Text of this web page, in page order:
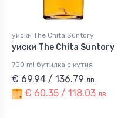
уиски The Chita Suntory
уиски The Chita Suntory
700 ml бутилка с кутия
€ 69.94 / 136.79 лв.
€ 60.35 / 118.03 лв.